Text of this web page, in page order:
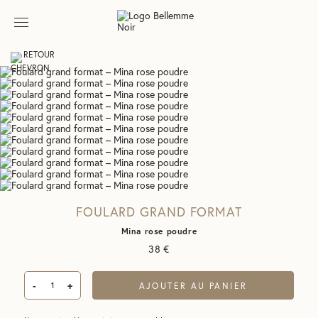
RETOUR
FOULARD GRAND FORMAT
Mina rose poudre
38€
- + AJOUTER AU PANIER